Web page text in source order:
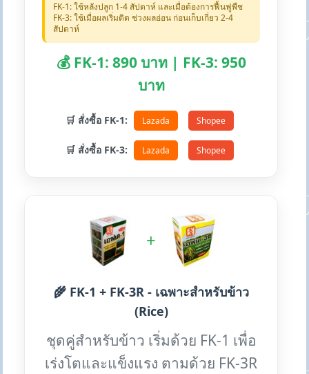
FK-1: ใช้หลังปลูก 1-4 สัปดาห์ และเมื่อต้องการฟื้นฟูพืช
FK-3: ใช้เมื่อผลเริ่มติด ช่วงผลอ่อน ก่อนเก็บเกี่ยว 2-4
สัปดาห์
💰 FK-1: 890 บาท | FK-3: 950
บาท
🛒 สั่งซื้อ FK-1: Lazada Shopee
🛒 สั่งซื้อ FK-3: Lazada Shopee
+
🌾 FK-1 + FK-3R - เฉพาะสำหรับข้าว
(Rice)
ชุดคู่สำหรับข้าว เริ่มด้วย FK-1 เพื่อ
เร่งโตและแข็งแรง ตามด้วย FK-3R